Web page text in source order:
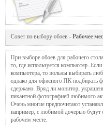
Совет по выбору обоев - Рабочее
При выборе обоев для рабочего
то, где используется компьютер.
компьютера, то вольны выбирать
однако для офисного ПК подбирать
сдержано. Вряд ли монитор,
пикантной фотографией любимого
Очень многие предпочитают
например, с любимой дочерью будут
рабочем месте.